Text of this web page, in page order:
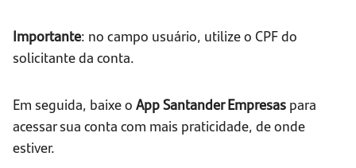
Importante: no campo usuário, utilize o CPF do
solicitante da conta.
Em seguida, baixe o App Santander Empresas para
acessar sua conta com mais praticidade, de onde
estiver.